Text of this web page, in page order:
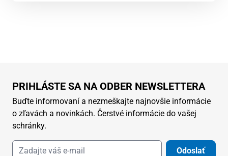
PRIHLÁSTE SA NA ODBER NEWSLETTERA
Buďte informovaní a nezmeškajte najnovšie informácie
o zľavách a novinkách. Čerstvé informácie do vašej
schránky.
Odoslať